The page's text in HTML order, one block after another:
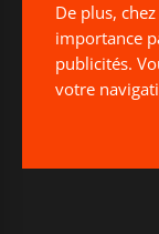
De plus,
importance
publicités.
votre